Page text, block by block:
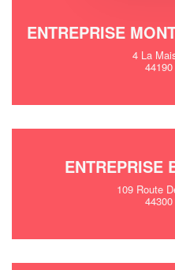
ENTREPRISE
4 La
ENTREPRISE
109 Route